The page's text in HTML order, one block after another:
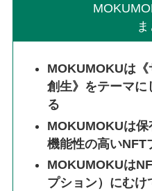
MOKUMOKUは
創生》をテーマに
る
MOKUMOKUは
機能性の高いNFT
MOKUMOKUは
プション）にむ